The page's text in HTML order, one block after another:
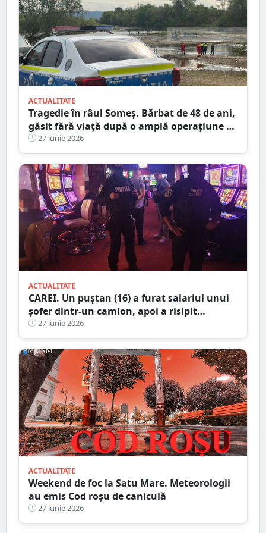
ACTUALITATE
Tragedie în râul Someș. Bărbat de 48 de ani,
găsit fără viață după o amplă operațiune de
căutare cu scafandri și bărci de intervenție
27 iunie 2026
ACTUALITATE
CAREI. Un puștan (16) a furat salariul unui
șofer dintr-un camion, apoi a risipit
aproape toți banii la păcănele
27 iunie 2026
ACTUALITATE
Weekend de foc la Satu Mare. Meteorologii
au emis Cod roșu de caniculă
27 iunie 2026